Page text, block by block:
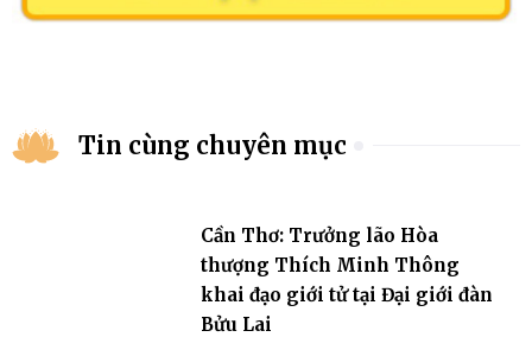
Tin cùng chuyên mục
Cần Thơ: Trưởng lão Hòa
thượng Thích Minh Thông
khai đạo giới tử tại Đại giới đàn
Bửu Lai